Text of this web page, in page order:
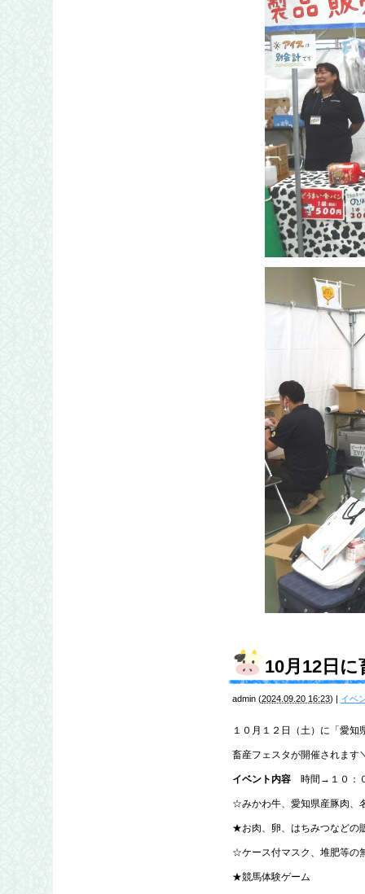
10月12日
admin (2024.09.20 16:23) | イベ
１０月１２日（土）に「愛
畜産フェスタが開催されます
イベント内容 時間→１０：
☆みかわ牛、愛知県産豚肉、
★お肉、卵、はちみつなどの
☆ケース付マスク、堆肥等の
★競馬体験ゲーム